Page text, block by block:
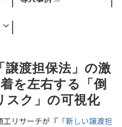
譲渡担保法」の激
を左右する「倒
スク」の可視化
工リサーチが『 「新しい譲渡担